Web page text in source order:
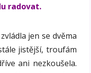
radovat.
jen se dvěma
jistější, troufám
ani nezkoušela.